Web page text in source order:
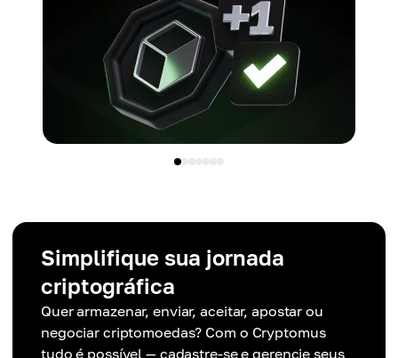
Simplifique sua jornada
criptográfica
Quer armazenar, enviar, aceitar, apostar ou
negociar criptomoedas? Com o Cryptomus
tudo é possível — cadastre-se e gerencie seus